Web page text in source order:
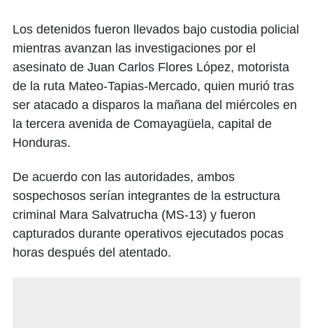
Los detenidos fueron llevados bajo custodia policial
mientras avanzan las investigaciones por el
asesinato de Juan Carlos Flores López, motorista
de la ruta Mateo-Tapias-Mercado, quien murió tras
ser atacado a disparos la mañana del miércoles en
la tercera avenida de Comayagüela, capital de
Honduras.
De acuerdo con las autoridades, ambos
sospechosos serían integrantes de la estructura
criminal Mara Salvatrucha (MS-13) y fueron
capturados durante operativos ejecutados pocas
horas después del atentado.